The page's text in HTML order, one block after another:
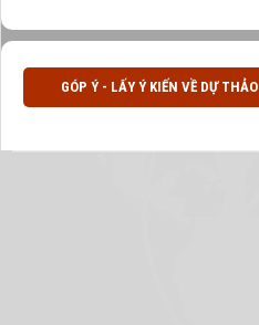
GÓP Ý - LẤY Ý KIẾN VỀ DỰ THẢO